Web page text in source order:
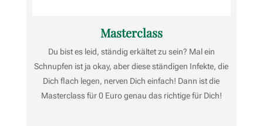
Masterclass
Du bist es leid, ständig erkältet zu sein? Mal ein
Schnupfen ist ja okay, aber diese ständigen Infekte, die
Dich flach legen, nerven Dich einfach! Dann ist die
Masterclass für 0 Euro genau das richtige für Dich!